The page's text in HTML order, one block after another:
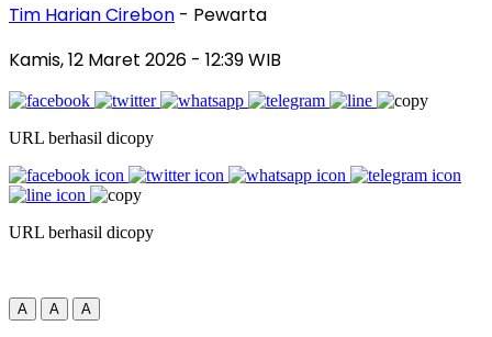
Tim Harian Cirebon - Pewarta
Kamis, 12 Maret 2026 - 12:39 WIB
URL berhasil dicopy
URL berhasil dicopy
A A A